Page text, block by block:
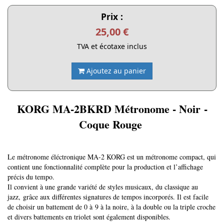
Prix :
25,00 €
TVA et écotaxe inclus
Ajoutez au panier
KORG MA-2BKRD Métronome - Noir -
Coque Rouge ​​​​​
Le métronome éléctronique MA-2 KORG est un métronome compact, qui
contient une fonctionnalité complète pour la production et l’affichage
précis du tempo.
Il convient à une grande variété de styles musicaux, du classique au
jazz, grâce aux différentes signatures de tempos incorporés. Il est facile
de choisir un battement de 0 à 9 à la noire, à la double ou la triple croche
et divers battements en triolet sont également disponibles.